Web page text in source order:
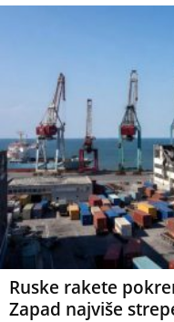
Ruske rakete
Zapad najviše